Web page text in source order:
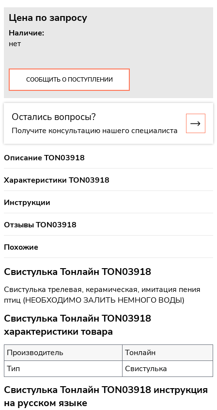
Цена по запросу
Наличие:
нет
СООБЩИТЬ О ПОСТУПЛЕНИИ
Остались вопросы?
Получите консультацию нашего специалиста
Описание TON03918
Характеристики TON03918
Инструкции
Отзывы TON03918
Похожие
Свистулька Тонлайн TON03918
Свистулька трелевая, керамическая, имитация пения
птиц (НЕОБХОДИМО ЗАЛИТЬ НЕМНОГО ВОДЫ)
Свистулька Тонлайн TON03918
характеристики товара
Производитель
Тонлайн
Тип
Свистулька
Свистулька Тонлайн TON03918 инструкция
на русском языке